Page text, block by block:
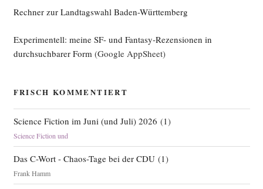
Rechner zur Landtagswahl Baden-Württemberg
Experimentell: meine SF- und Fantasy-Rezensionen in
durchsuchbarer Form (Google AppSheet)
FRISCH KOMMENTIERT
Science Fiction im Juni (und Juli) 2026 (1)
Science Fiction und
Das C-Wort - Chaos-Tage bei der CDU(1)
Frank Hamm